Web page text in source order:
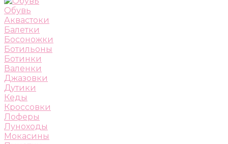
Обувь
Аквастоки
Балетки
Босоножки
Ботильоны
Ботинки
Валенки
Джазовки
Дутики
Кеды
Кроссовки
Лоферы
Луноходы
Мокасины